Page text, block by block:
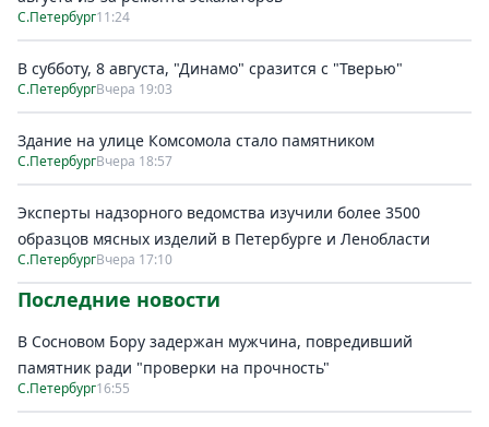
С.Петербург11:24
В субботу, 8 августа, "Динамо" сразится с "Тверью"
С.ПетербургВчера 19:03
Здание на улице Комсомола стало памятником
С.ПетербургВчера 18:57
Эксперты надзорного ведомства изучили более 3500
образцов мясных изделий в Петербурге и Ленобласти
С.ПетербургВчера 17:10
Последние новости
В Сосновом Бору задержан мужчина, повредивший
памятник ради "проверки на прочность"
С.Петербург16:55